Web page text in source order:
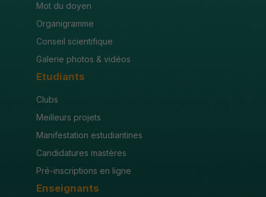
Mot du doyen
Organigramme
Conseil scientifique
Galerie photos & vidéos
Etudiants
Clubs
Meilleurs projets
Manifestation estudiantines
Candidatures mastères
Pré-inscriptions en ligne
Enseignants